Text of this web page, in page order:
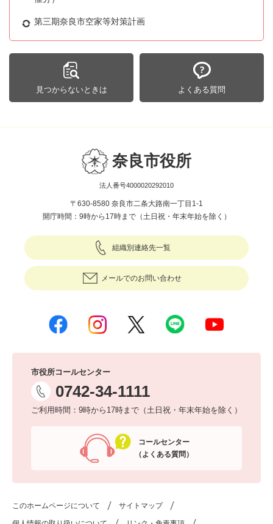
第三期奈良市空家等対策計画
見つからないときは よくある質問
奈良市役所
法人番号4000020292010
〒630-8580 奈良市二条大路南一丁目1-1
開庁時間：9時から17時まで（土日祝・年末年始を除く）
組織別連絡先一覧
メールでのお問い合わせ
市役所コールセンター
0742-34-1111
ご利用時間：9時から17時まで（土日祝・年末年始を除く）
コールセンター
（よくある質問）
このホームページについて サイトマップ